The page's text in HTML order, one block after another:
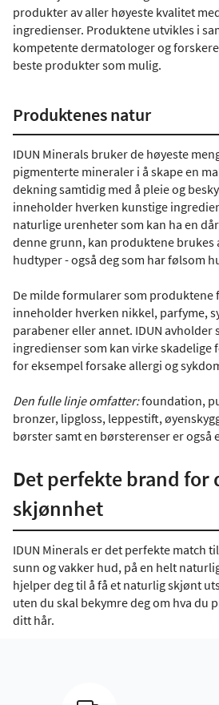
produkter av aller høyeste kvalitet
ingredienser. Produktene utvikles i
kompetente dermatologer og
beste produkter som mulig.
Produktenes natur
IDUN Minerals bruker de høyeste
pigmenterte mineraler i å skape en
dekning samtidig med å pleie og
inneholder hverken kunstige
naturlige urenheter som kan ha en
denne grunn, kan produktene brukes
hudtyper - også deg som har følsom
De milde formularer som produktene
inneholder hverken nikkel, parfyme,
parabener eller annet. IDUN avholder
ingredienser som kan virke skadelige
for eksempel forsake allergi og
Den fulle linje omfatter:foundation,
bronzer, lipgloss, leppestift,
børster samt en børsterenser er også
Det perfekte brand for
skjønnhet
IDUN Minerals er det perfekte match
sunn og vakker hud, på en helt
hjelper deg til å få et naturlig skjønt
uten du skal bekymre deg om hva du
ditt hår.